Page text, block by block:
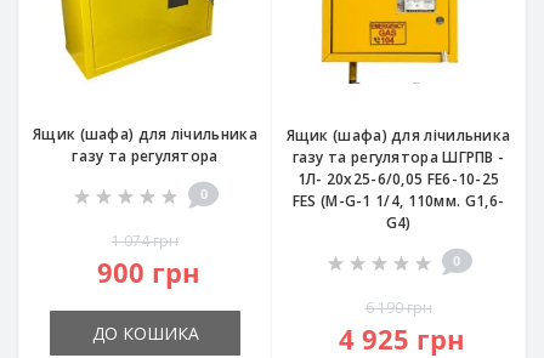
Ящик (шафа) для лічильника
газу та регулятора
0
1 074 грн
900 грн
ДО КОШИКА
Ящик (шафа) для лічильника
газу та регулятора ШГРПВ -
1Л- 20х25-6/0,05 FE6-10-25
FES (M-G-1 1/4, 110мм. G1,6-
G4)
0
6 190 грн
4 925 грн